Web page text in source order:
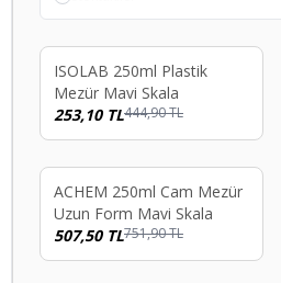
%43
ISOLAB 250ml Plastik
Mezür Mavi Skala
253,10TL444,90TL
%33
ACHEM 250ml Cam Mezür
Uzun Form Mavi Skala
507,50TL751,90TL